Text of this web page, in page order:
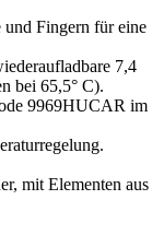
und Fingern für eine
7,4
bei 65,5° C).
9969HUCAR im
mit Elementen aus